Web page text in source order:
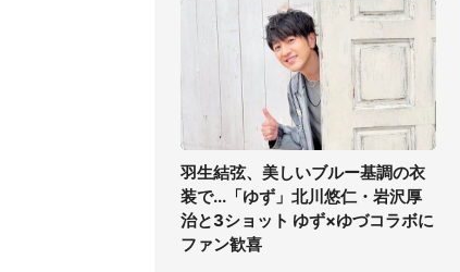
羽生結弦、美しいブルー基調の衣
装で...「ゆず」北川悠仁・岩沢厚
治と3ショット ゆず×ゆづコラボに
ファン歓喜